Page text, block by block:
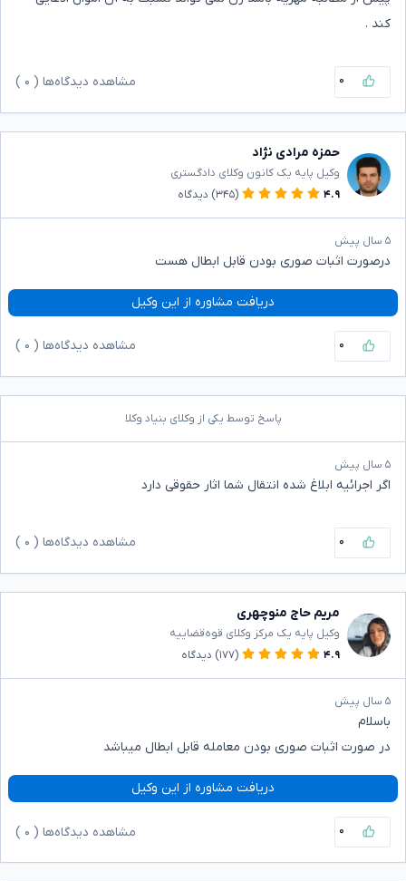
کند .
۰ مشاهده دیدگاه‌ها ( ۰
حمزه مرادی نژاد
وکیل پایه یک کانون وکلای دادگستری
۴.۹
(۳۴۵) دیدگاه
۵ سال پیش
درصورت اثبات صوری بودن قابل ابطال هست
دریافت مشاوره از این وکیل
۰ مشاهده دیدگاه‌ها ( ۰
پاسخ توسط یکی از وکلای بنیاد وکلا
۵ سال پیش
اگر اجرائیه ابلاغ شده انتقال شما اثار حقوقی دارد
۰ مشاهده دیدگاه‌ها ( ۰
مریم حاج منوچهری
وکیل پایه یک مرکز وکلای قوه‌قضاییه
۴.۹
(۱۷۷) دیدگاه
۵ سال پیش
باسلام
در صورت اثبات صوری بودن معامله قابل ابطال میباشد
دریافت مشاوره از این وکیل
۰ مشاهده دیدگاه‌ها ( ۰